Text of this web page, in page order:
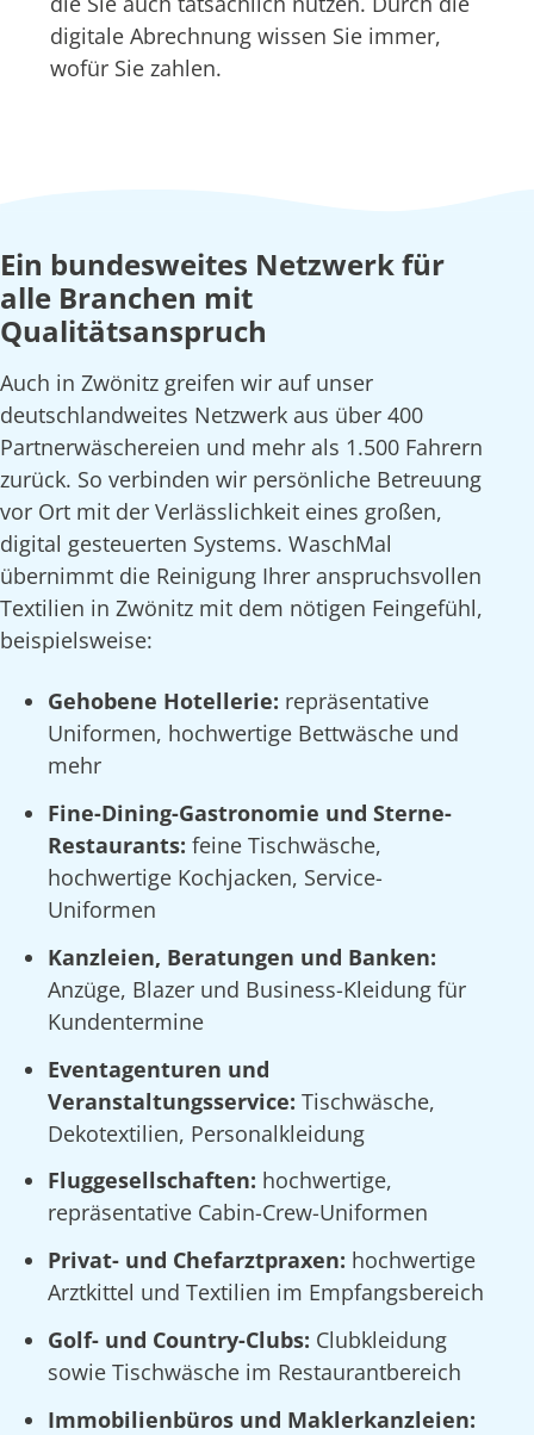
digitale Abrechnung wissen Sie immer,
wofür Sie zahlen.
Ein bundesweites Netzwerk für
alle Branchen mit
Qualitätsanspruch
Auch in Zwönitz greifen wir auf unser
deutschlandweites Netzwerk aus über 400
Partnerwäschereien und mehr als 1.500 Fahrern
zurück. So verbinden wir persönliche Betreuung
vor Ort mit der Verlässlichkeit eines großen,
digital gesteuerten Systems. WaschMal
übernimmt die Reinigung Ihrer anspruchsvollen
Textilien in Zwönitz mit dem nötigen Feingefühl,
beispielsweise:
Gehobene Hotellerie: repräsentative
Uniformen, hochwertige Bettwäsche und
mehr
Fine-Dining-Gastronomie und Sterne-
Restaurants: feine Tischwäsche,
hochwertige Kochjacken, Service-
Uniformen
Kanzleien, Beratungen und Banken:
Anzüge, Blazer und Business-Kleidung für
Kundentermine
Eventagenturen und
Veranstaltungsservice: Tischwäsche,
Dekotextilien, Personalkleidung
Fluggesellschaften: hochwertige,
repräsentative Cabin-Crew-Uniformen
Privat- und Chefarztpraxen: hochwertige
Arztkittel und Textilien im Empfangsbereich
Golf- und Country-Clubs: Clubkleidung
sowie Tischwäsche im Restaurantbereich
Immobilienbüros und Maklerkanzleien: